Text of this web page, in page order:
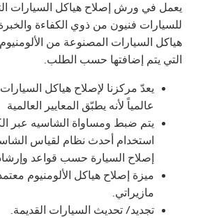
يعمل في ورش إصلاح هياكل السيارات
للسيارات فنيون من ذوي الكفاءة
هياكل السيارات المصنوعة من
التي يتم إضافتها حسب الطلب.
يعدّ مركزنا لإصلاح هياكل السيارات
عالمياً لأنه يطبّق المعايير العالمية
يتم ضبط ومساواة الشاسيه عبر
استخدام أحدث نظام لقياس
إصلاح السيارة حسب قواعد
ميزة إصلاح هياكل الألومنیوم
مازيراتي.
تجديد/ تحديث السيارات القديمة.